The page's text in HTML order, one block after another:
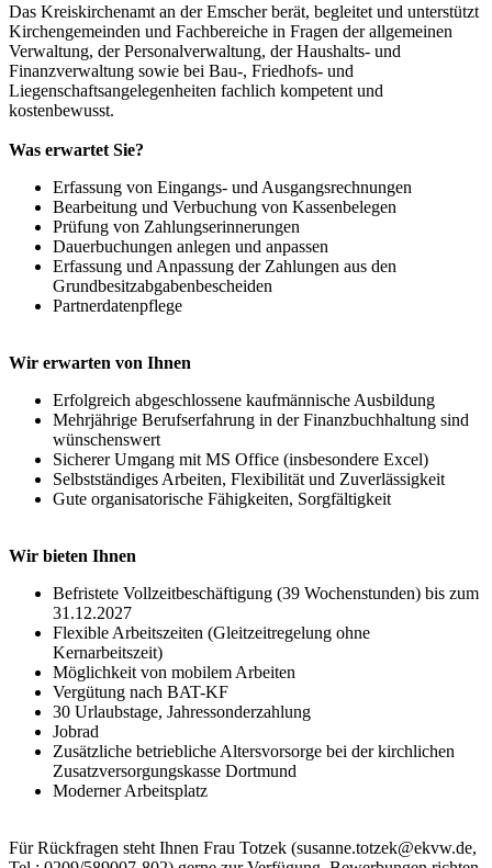
Das Kreiskirchenamt an der Emscher berät, begleitet und unterstützt
Kirchengemeinden und Fachbereiche in Fragen der allgemeinen
Verwaltung, der Personalverwaltung, der Haushalts- und
Finanzverwaltung sowie bei Bau-, Friedhofs- und
Liegenschaftsangelegenheiten fachlich kompetent und
kostenbewusst.
Was erwartet Sie?
Erfassung von Eingangs- und Ausgangsrechnungen
Bearbeitung und Verbuchung von Kassenbelegen
Prüfung von Zahlungserinnerungen
Dauerbuchungen anlegen und anpassen
Erfassung und Anpassung der Zahlungen aus den
Grundbesitzabgabenbescheiden
Partnerdatenpflege
Wir erwarten von Ihnen
Erfolgreich abgeschlossene kaufmännische Ausbildung
Mehrjährige Berufserfahrung in der Finanzbuchhaltung sind
wünschenswert
Sicherer Umgang mit MS Office (insbesondere Excel)
Selbstständiges Arbeiten, Flexibilität und Zuverlässigkeit
Gute organisatorische Fähigkeiten, Sorgfältigkeit
Wir bieten Ihnen
Befristete Vollzeitbeschäftigung (39 Wochenstunden) bis zum
31.12.2027
Flexible Arbeitszeiten (Gleitzeitregelung ohne
Kernarbeitszeit)
Möglichkeit von mobilem Arbeiten
Vergütung nach BAT-KF
30 Urlaubstage, Jahressonderzahlung
Jobrad
Zusätzliche betriebliche Altersvorsorge bei der kirchlichen
Zusatzversorgungskasse Dortmund
Moderner Arbeitsplatz
Für Rückfragen steht Ihnen Frau Totzek (susanne.totzek@ekvw.de,